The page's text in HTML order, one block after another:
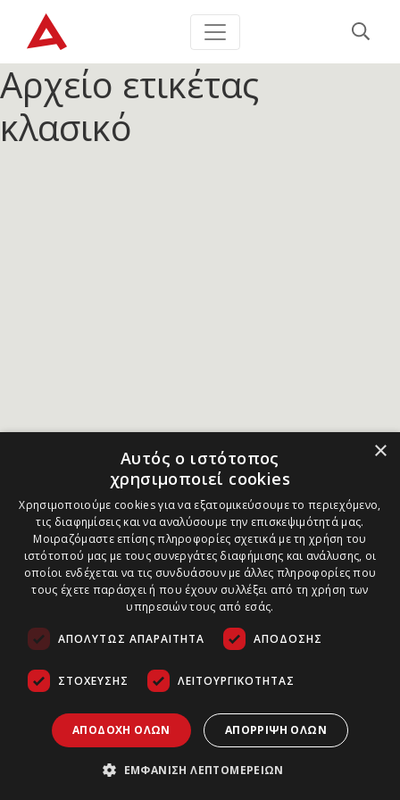
Αρχείο ετικέτας
κλασικό
×
Αυτός ο ιστότοπος
χρησιμοποιεί cookies
Χρησιμοποιούμε cookies για να εξατομικεύσουμε το περιεχόμενο,
τις διαφημίσεις και να αναλύσουμε την επισκεψιμότητά μας.
Μοιραζόμαστε επίσης πληροφορίες σχετικά με τη χρήση του
ιστότοπού μας με τους συνεργάτες διαφήμισης και ανάλυσης, οι
οποίοι ενδέχεται να τις συνδυάσουν με άλλες πληροφορίες που
τους έχετε παράσχει ή που έχουν συλλέξει από τη χρήση των
υπηρεσιών τους από εσάς.
ΑΠΟΛΎΤΩΣ ΑΠΑΡΑΊΤΗΤΑ ΑΠΌΔΟΣΗΣ
ΣΤΌΧΕΥΣΗΣ ΛΕΙΤΟΥΡΓΙΚΌΤΗΤΑΣ
ΑΠΟΔΟΧΉ ΌΛΩΝ ΑΠΌΡΡΙΨΗ ΌΛΩΝ
ΕΜΦΆΝΙΣΗ ΛΕΠΤΟΜΕΡΕΙΏΝ